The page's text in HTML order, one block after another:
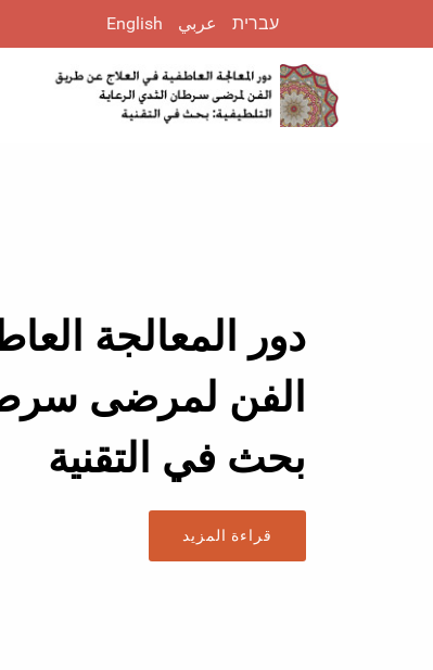
עברית عربي English
دور المعالجة
الفن لمرضى
بحث في التقنية
قراءة المزيد